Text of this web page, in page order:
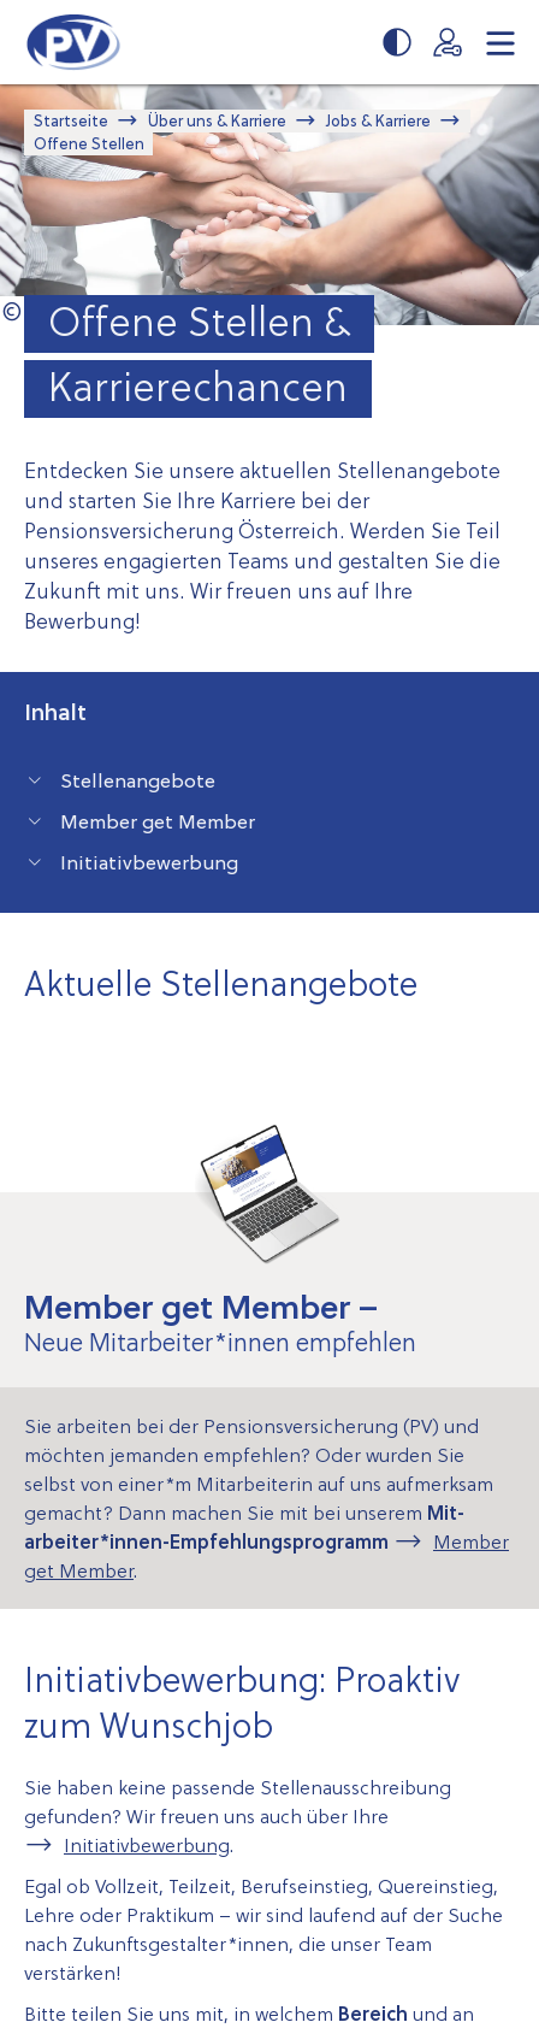
Seiteninhalt
springen
Navigation
springen
Startseite Über uns & Karriere
Jobs & Karriere
Offene Stellen
Offene Stellen &
Karrierechancen
Entdecken Sie unsere aktuellen Stellenangebote
und starten Sie Ihre Karriere bei der
Pensionsversicherung Österreich. Werden Sie Teil
unseres engagierten Teams und gestalten Sie die
Zukunft mit uns. Wir freuen uns auf Ihre
Bewerbung!
Inhalt
Stellenangebote
Member get Member
Initiativbewerbung
Aktuelle Stellenangebote
Member get Member –
Neue Mitarbeiter*innen empfehlen
Sie arbeiten bei der Pensions­ver­sicher­ung (PV) und
möchten jemanden empfehlen? Oder wurden Sie
selbst von einer*m Mitarbeiterin auf uns aufmerksam
gemacht? Dann machen Sie mit bei unserem Mit­
arbeiter­*­innen-Emp­fehlungs­programm
Member
get Member.
Initiativbewerbung: Proaktiv
zum Wunschjob
Sie haben keine passende Stellenausschreibung
gefunden? Wir freuen uns auch über Ihre
Initiativbewerbung.
Egal ob Vollzeit, Teilzeit, Berufseinstieg, Quereinstieg,
Lehre oder Praktikum – wir sind laufend auf der Suche
nach Zukunfts­gestalter*­innen, die unser Team
verstärken!
Bitte teilen Sie uns mit, in welchem Bereich und an